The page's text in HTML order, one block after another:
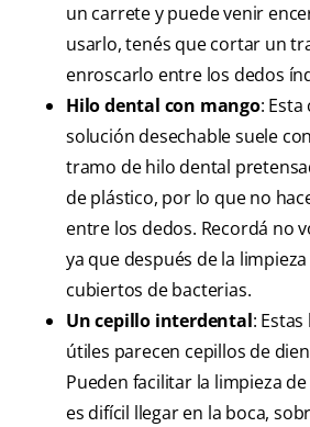
un carrete y puede venir
usarlo, tenés que cortar un
enroscarlo entre los dedos
Hilo dental con mango:
solución desechable suele
tramo de hilo dental
de plástico, por lo que no
entre los dedos. Recordá no
ya que después de la
cubiertos de bacterias.
Un cepillo interdental:
útiles parecen cepillos de
Pueden facilitar la limpieza
es difícil llegar en la boca,